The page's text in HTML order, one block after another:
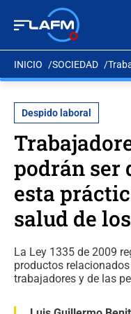
INICIO SOCIEDAD
Despido laboral
podrán ser
esta
salud de
La Ley 1335 de 2009
productos
trabajadores y de las